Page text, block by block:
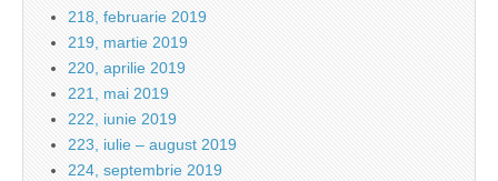
218, februarie 2019
219, martie 2019
220, aprilie 2019
221, mai 2019
222, iunie 2019
223, iulie – august 2019
224, septembrie 2019